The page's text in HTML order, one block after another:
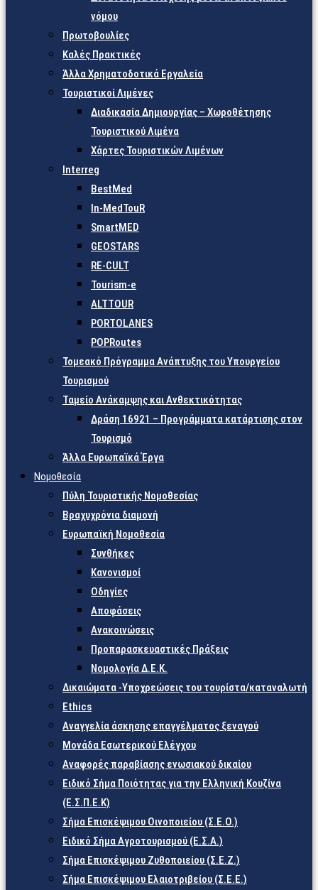
νόμου
Πρωτοβουλίες
Καλές Πρακτικές
Άλλα Χρηματοδοτικά Εργαλεία
Τουριστικοί Λιμένες
Διαδικασία Δημιουργίας – Χωροθέτησης
Τουριστικού Λιμένα
Χάρτες Τουριστικών Λιμένων
Interreg
BestMed
In-MedTouR
SmartMED
GEOSTARS
RE-CULT
Tourism-e
ALTTOUR
PORTOLANES
POPRoutes
Τομεακό Πρόγραμμα Ανάπτυξης του Υπουργείου
Τουρισμού
Ταμείο Ανάκαμψης και Ανθεκτικότητας
Δράση 16921 – Προγράμματα κατάρτισης στον
Τουρισμό
Άλλα Ευρωπαϊκά Έργα
Νομοθεσία
Πύλη Τουριστικής Νομοθεσίας
Βραχυχρόνια διαμονή
Ευρωπαϊκή Νομοθεσία
Συνθήκες
Κανονισμοί
Οδηγίες
Αποφάσεις
Ανακοινώσεις
Προπαρασκευαστικές Πράξεις
Νομολογία Δ.Ε.Κ.
Δικαιώματα -Υποχρεώσεις του τουρίστα/καταναλωτή
Ethics
Αναγγελία άσκησης επαγγέλματος ξεναγού
Μονάδα Εσωτερικού Ελέγχου
Αναφορές παραβίασης ενωσιακού δικαίου
Ειδικό Σήμα Ποιότητας για την Ελληνική Κουζίνα
(Ε.Σ.Π.Ε.Κ)
Σήμα Επισκέψιμου Οινοποιείου (Σ.Ε.Ο.)
Ειδικό Σήμα Αγροτουρισμού (Ε.Σ.Α.)
Σήμα Επισκέψιμου Ζυθοποιείου (Σ.Ε.Ζ.)
Σήμα Επισκέψιμου Ελαιοτριβείου (Σ.Ε.Ε.)